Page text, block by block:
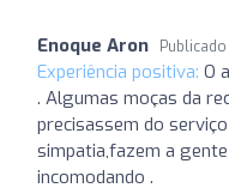
Enoque Aron
Experiência positiva: O
. Algumas moças da
precisassem do
simpatia,fazem a
incomodando .